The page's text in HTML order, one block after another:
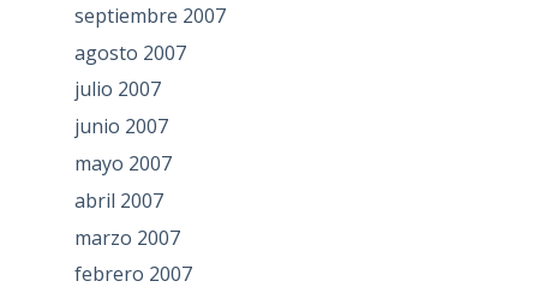
septiembre 2007
agosto 2007
julio 2007
junio 2007
mayo 2007
abril 2007
marzo 2007
febrero 2007